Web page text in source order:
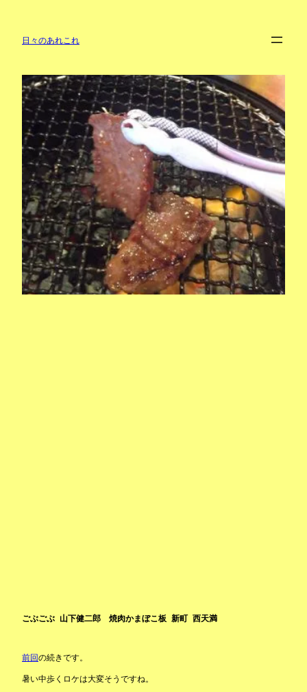
日々のあれこれ
ごぶごぶ 山下健二郎 焼肉かまぼこ板 新町 西天満
前回の続きです。
暑い中歩くロケは大変そうですね。